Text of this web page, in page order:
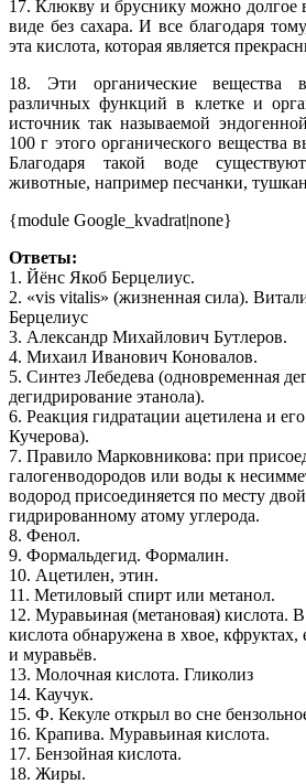
17. Клюкву и бруснику можно долгое
виде без сахара. И все благодаря
эта кислота, которая является
18. Эти органические вещества
различных функций в клетке и
источник так называемой
100 г этого органического вещества
Благодаря такой воде
животные, например песчанки,
{module Google_kvadrat|none}
Ответы:
1. Йёнс Якоб Берцелиус.
2. «vis vitalis» (жизненная сила).
Берцелиус
3. Александр Михайлович Бутлеров.
4. Михаил Иванович Коновалов.
5. Синтез Лебедева (одновременная
дегидрирование этанола).
6. Реакция гидратации ацетилена и
Кучерова).
7. Правило Марковникова: при
галогенводородов или воды к
водород присоединяется по месту
гидрированному атому углерода.
8. Фенол.
9. Формальдегид. Формалин.
10. Ацетилен, этин.
11. Метиловый спирт или метанол.
12. Муравьиная (метановая) кислота.
кислота обнаружена в хвое,
и муравьёв.
13. Молочная кислота. Гликолиз
14. Каучук.
15. Ф. Кекуле открыл во сне
16. Крапива. Муравьиная кислота.
17. Бензойная кислота.
18. Жиры.